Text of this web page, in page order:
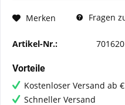
Merken Fragen
Artikel-Nr.: 701620
Vorteile
Kostenloser Versand ab
Schneller Versand